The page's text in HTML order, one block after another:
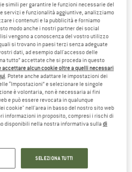
(IT)Italia. Informazioni sui
simili per garantire le funzioni necessarie del
servizi e funzionalità aggiuntive, analizziamo
i contenuti e la pubblicità e forniamo
modo anche i nostri partner dei social
vengono a conoscenza del vostro utilizzo
si trovano in paesi terzi senza adeguate
dati, ad esempio dall'accesso delle
tutto” accettate che si proceda in questo
accettare alcun cookie oltre a quelli necessari
. Potete anche adattare le impostazioni dei
“Impostazioni” e selezionare le singole
è volontaria, non è necessaria ai fini
e può essere revocata in qualunque
cookie" nell'area in basso del nostro sito web
informazioni in proposito, compresi i rischi di
disponibili nella nostra informativa sulladi
SELEZIONA TUTTI